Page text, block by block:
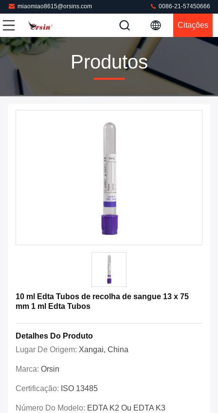
miaomiao8615@orsins.com 0086-21-57450666
Citações
Produtos
10 ml Edta Tubos de recolha de sangue 13 x 75
mm 1 ml Edta Tubos
Detalhes Do Produto
Lugar De Origem: Xangai, China
Marca: Orsin
Certificação: ISO 13485
Número Do Modelo: EDTA K2 Ou EDTA K3